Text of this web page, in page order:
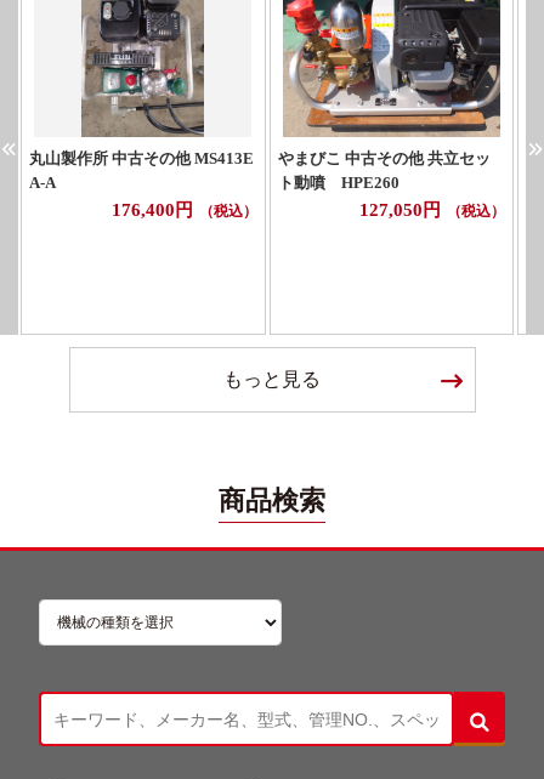
丸山製作所 中古その他 MS413E
A-A
176,400円 （税込）
やまびこ 中古その他 共立セッ
ト動噴 HPE260
127,050円 （税込）
もっと見る
商品検索